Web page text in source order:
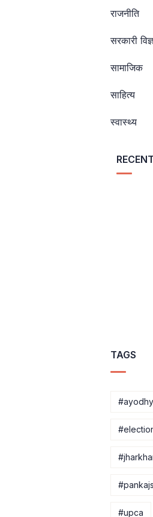
राजनीति
सरकारी
सामाजिक
साहित्य
स्वास्थ्य
TAGS
#upca